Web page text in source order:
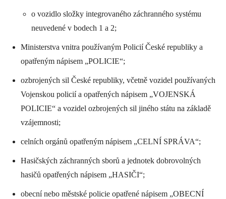
o vozidlo složky integrovaného záchranného systému
neuvedené v bodech 1 a 2;
Ministerstva vnitra používaným Policií České republiky a
opatřeným nápisem „POLICIE“;
ozbrojených sil České republiky, včetně vozidel používaných
Vojenskou policií a opatřených nápisem „VOJENSKÁ
POLICIE“ a vozidel ozbrojených sil jiného státu na základě
vzájemnosti;
celních orgánů opatřeným nápisem „CELNÍ SPRÁVA“;
Hasičských záchranných sborů a jednotek dobrovolných
hasičů opatřených nápisem „HASIČI“;
obecní nebo městské policie opatřené nápisem „OBECNÍ